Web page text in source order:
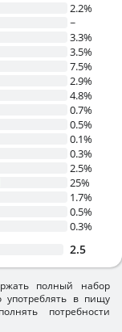
2.2%
~
3.3%
3.5%
7.5%
2.9%
4.8%
0.7%
0.5%
0.1%
0.3%
2.5%
25%
1.7%
0.5%
0.3%
2.5
полный набор
в пищу
потребности